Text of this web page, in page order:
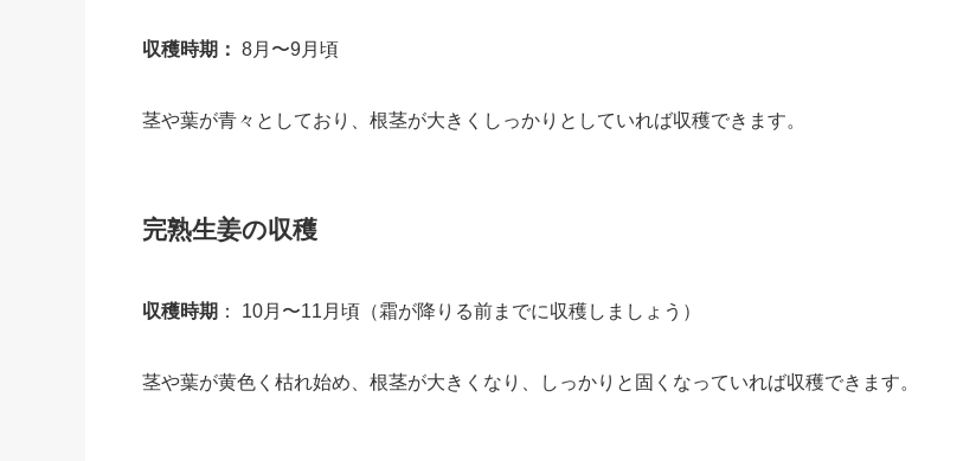
収穫時期 ： 8月〜9月頃
茎や葉が青々としており、根茎が大きくしっかりとしていれば収穫できます。
完熟生姜の収穫
収穫時期 ： 10月〜11月頃（霜が降りる前までに収穫しましょう）
茎や葉が黄色く枯れ始め、根茎が大きくなり、しっかりと固くなっていれば収穫できます。